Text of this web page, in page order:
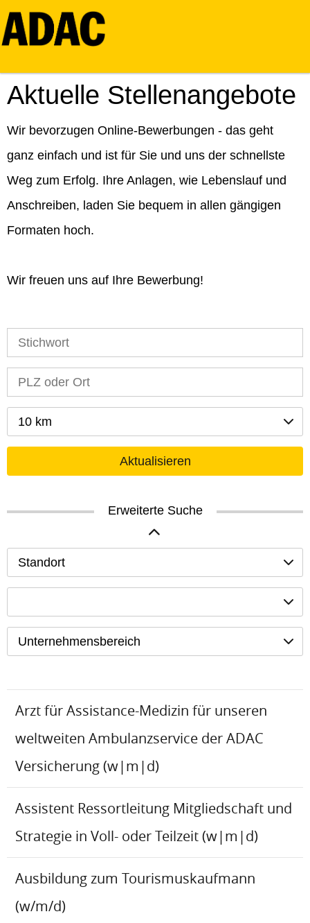
Aktuelle Stellenangebote
Wir bevorzugen Online-Bewerbungen - das geht
ganz einfach und ist für Sie und uns der schnellste
Weg zum Erfolg. Ihre Anlagen, wie Lebenslauf und
Anschreiben, laden Sie bequem in allen gängigen
Formaten hoch.
Wir freuen uns auf Ihre Bewerbung!
10 km
Aktualisieren
Erweiterte Suche
Standort
Unternehmensbereich
Arzt für Assistance-Medizin für unseren
weltweiten Ambulanzservice der ADAC
Versicherung (w|m|d)
Assistent Ressortleitung Mitgliedschaft und
Strategie in Voll- oder Teilzeit (w|m|d)
Ausbildung zum Tourismuskaufmann
(w/m/d)